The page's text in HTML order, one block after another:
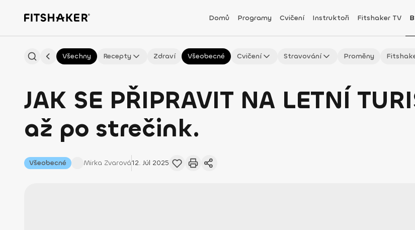
Domů Programy Cvičení Instruktoři Fitshaker TV
Všechny Recepty Zdraví Všeobecné Cvičení Stravování Proměny
JAK SE PŘIPRAVIT NA LETNÍ
až po strečink.
Všeobecné Mirka Zvarová12. Júl 2025